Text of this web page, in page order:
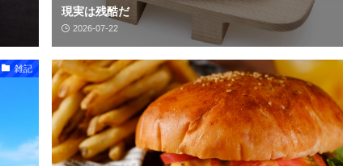
現実は残酷だ
2026-07-22
雑記